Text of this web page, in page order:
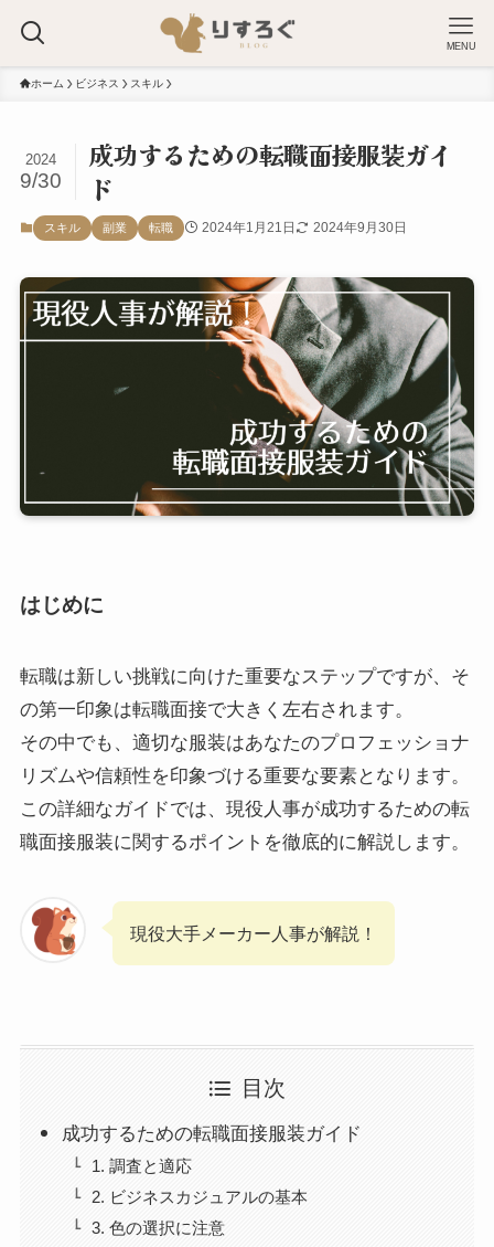
MENU
ホーム ビジネス スキル
成功するための転職面接服装ガイ
ド
2024
9/30
スキル 副業 転職 2024年1月21日 2024年9月30日
はじめに
転職は新しい挑戦に向けた重要なステップですが、そ
の第一印象は転職面接で大きく左右されます。
その中でも、適切な服装はあなたのプロフェッショナ
リズムや信頼性を印象づける重要な要素となります。
この詳細なガイドでは、現役人事が成功するための転
職面接服装に関するポイントを徹底的に解説します。
現役大手メーカー人事が解説！
目次
成功するための転職面接服装ガイド
1. 調査と適応
2. ビジネスカジュアルの基本
3. 色の選択に注意